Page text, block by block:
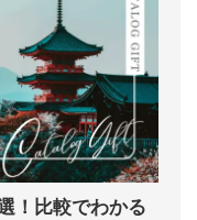
！比較でわかる